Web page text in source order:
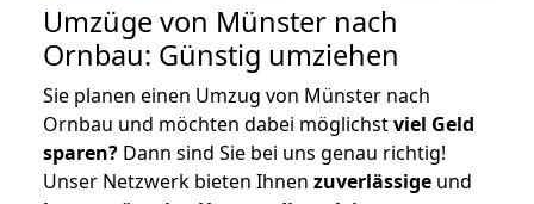
Umzüge von Münster nach
Ornbau: Günstig umziehen
Sie planen einen Umzug von Münster nach
Ornbau und möchten dabei möglichstviel Geld
sparen? Dann sind Sie bei uns genau richtig!
Unser Netzwerk bieten Ihnen zuverlässige und